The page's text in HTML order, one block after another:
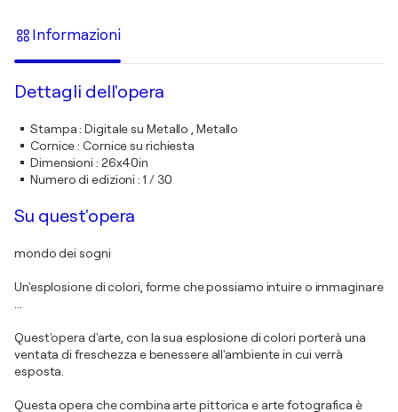
Informazioni
Dettagli dell'opera
Stampa:Digitale su Metallo , Metallo
Cornice: Cornice su richiesta
Dimensioni : 26x40in
Numero di edizioni : 1 / 30
Su quest'opera
mondo dei sogni
Un'esplosione di colori, forme che possiamo intuire o immaginare
Quest'opera d'arte, con la sua esplosione di colori porterà una
ventata di freschezza e benessere all'ambiente in cui verrà
esposta.
Questa opera che combina arte pittorica e arte fotografica è